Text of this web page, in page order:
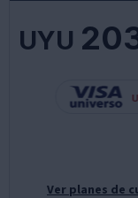
UYU
Ver planes de